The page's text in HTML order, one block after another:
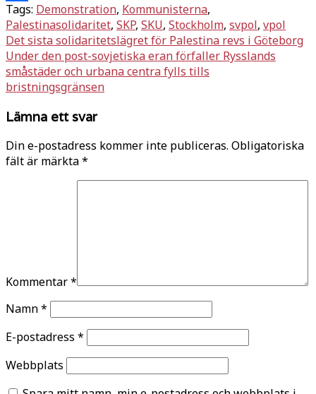
Dela
Tags: Demonstration, Kommunisterna,
Palestinasolidaritet, SKP, SKU, Stockholm, svpol, vpol
Inläggsnavigering
Det sista solidaritetslägret för Palestina revs i Göteborg
Under den post-sovjetiska eran förfaller Rysslands
småstäder och urbana centra fylls tills
bristningsgränsen
Lämna ett svar
Din e-postadress kommer inte publiceras. Obligatoriska
fält är märkta*
Kommentar*
Namn*
E-postadress *
Webbplats